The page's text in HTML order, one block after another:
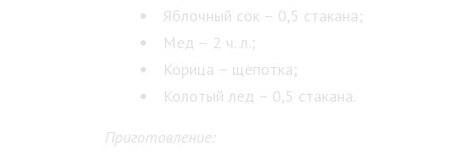
Яблочный сок – 0,5 стакана;
Мед – 2 ч. л.;
Корица – щепотка;
Колотый лед – 0,5 стакана.
Приготовление: